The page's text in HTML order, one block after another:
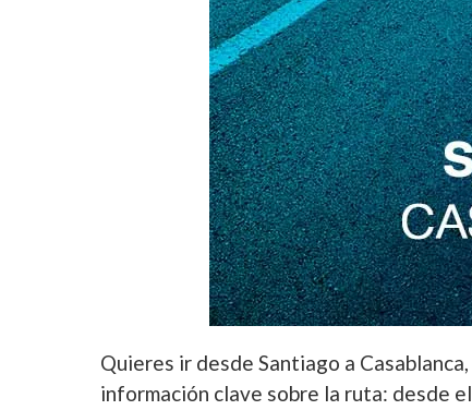
Quieres ir desde Santiago a
información clave sobre la ruta: desde